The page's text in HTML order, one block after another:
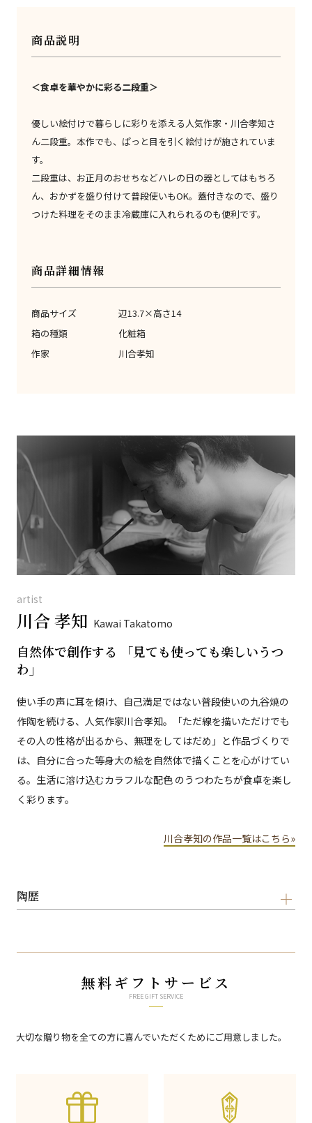
商品説明
＜食卓を華やかに彩る二段重＞
優しい絵付けで暮らしに彩りを添える人気作家・川合孝知さ
ん二段重。本作でも、ぱっと目を引く絵付けが施されていま
す。
二段重は、お正月のおせちなどハレの日の器としてはもちろ
ん、おかずを盛り付けて普段使いもOK。蓋付きなので、盛り
つけた料理をそのまま冷蔵庫に入れられるのも便利です。
商品詳細情報
商品サイズ
辺13.7×高さ14
箱の種類
化粧箱
作家
川合孝知
artist
川合 孝知 Kawai Takatomo
自然体で創作する 「見ても使っても楽しいうつ
わ」
使い手の声に耳を傾け、自己満足ではない普段使いの九谷焼の
作陶を続ける、人気作家川合孝知。「ただ線を描いただけでも
その人の性格が出るから、無理をしてはだめ」と作品づくりで
は、自分に合った等身大の絵を自然体で描くことを心がけてい
る。生活に溶け込むカラフルな配色 のうつわたちが食卓を楽し
く彩ります。
川合孝知の作品一覧はこちら»
陶歴
無料ギフトサービス
FREE GIFT SERVICE
大切な贈り物を全ての方に喜んでいただくためにご用意しました。